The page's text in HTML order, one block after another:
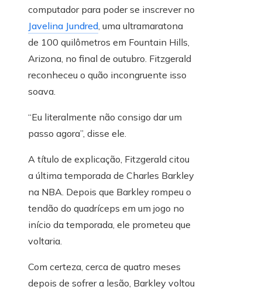
computador para poder se inscrever no
Javelina Jundred, uma ultramaratona
de 100 quilômetros em Fountain Hills,
Arizona, no final de outubro. Fitzgerald
reconheceu o quão incongruente isso
soava.
“Eu literalmente não consigo dar um
passo agora”, disse ele.
A título de explicação, Fitzgerald citou
a última temporada de Charles Barkley
na NBA. Depois que Barkley rompeu o
tendão do quadríceps em um jogo no
início da temporada, ele prometeu que
voltaria.
Com certeza, cerca de quatro meses
depois de sofrer a lesão, Barkley voltou